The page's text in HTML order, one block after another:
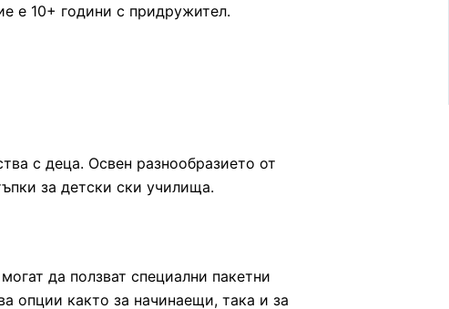
е 10+ години с придружител.
с деца. Освен разнообразието от
за детски ски училища.
да ползват специални пакетни
опции както за начинаещи, така и за